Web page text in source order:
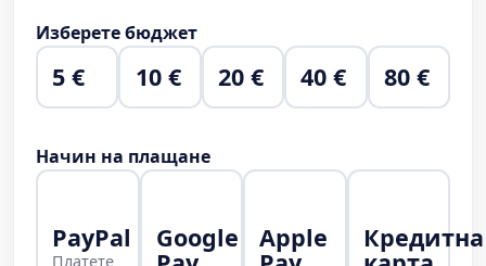
Изберете бюджет
5 € 10 € 20 € 40 € 80 €
Начин на плащане
PayPal
Платете
Google Apple Кредитна